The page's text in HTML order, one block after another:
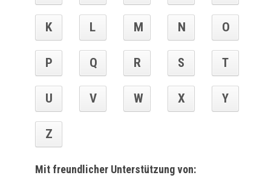
K L M N O
P Q R S T
U V W X Y
Z
Mit freundlicher Unterstützung von: